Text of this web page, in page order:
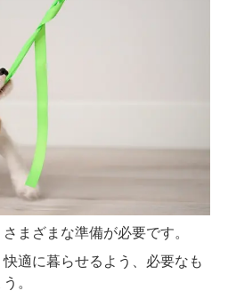
まざまな準備が必要です。
適に暮らせるよう、必要なも
。